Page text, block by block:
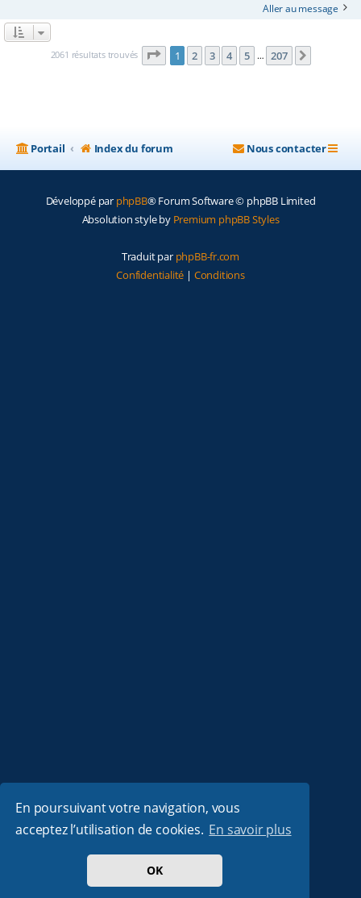
En poursuivant votre navigation, vous
acceptez l’utilisation de cookies. En savoir plus
OK
Aller au message
2061 résultats trouvés Page 1sur207
1 2 3 4 5 … 207
Portail Index du forum Nous contacter
Développé par phpBB® Forum Software © phpBB Limited
Absolution style by Premium phpBB Styles
Traduit par phpBB-fr.com
Confidentialité | Conditions